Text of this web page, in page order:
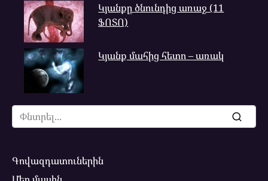
Կյանքը ծնունդից առաջ (11
ՖՈՏՈ)
Կյանք մահից հետո – առակ
Search
for:
Գովազդատուներին